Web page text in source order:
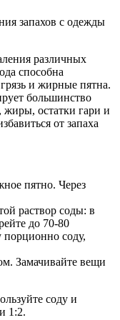
запахов с одежды
различных
способна
и жирные пятна.
большинство
жиры, остатки гари и
от запаха
пятно. Через
раствор соды: в
до 70-80
порционно соду,
Замачивайте вещи
соду и
1:2.